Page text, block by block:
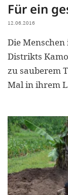
Für ein
12.06.2016
Die
Distrikts
zu sauberem
Mal in ihrem